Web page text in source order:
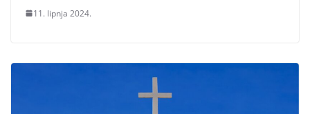
11. lipnja 2024.